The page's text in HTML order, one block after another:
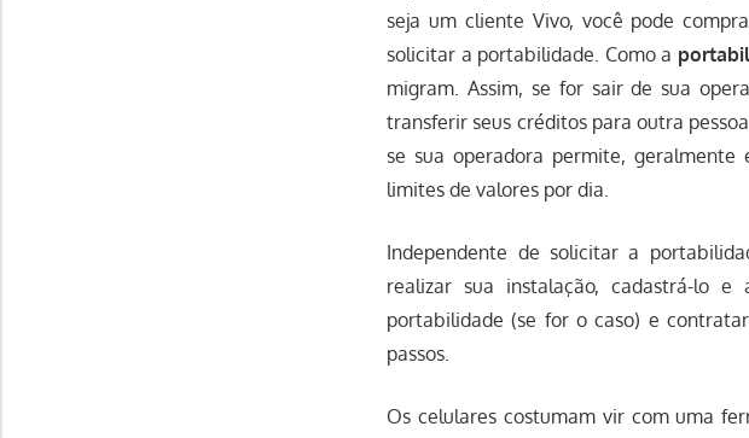
seja um cliente Vivo, você pode
solicitar a portabilidade. Como a
migram. Assim, se for sair de sua
transferir seus créditos para outra
se sua operadora permite,
limites de valores por dia.
Independente de solicitar a
realizar sua instalação, cadastrá-lo
portabilidade (se for o caso) e
passos.
Os celulares costumam vir com uma